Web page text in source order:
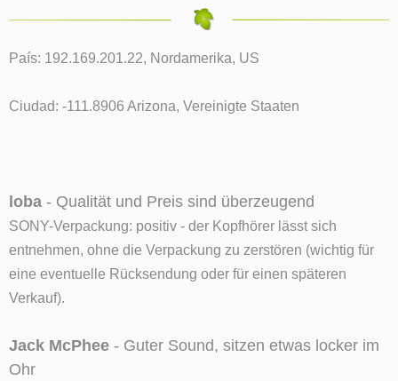
País: 192.169.201.22, Nordamerika, US
Ciudad: -111.8906 Arizona, Vereinigte Staaten
loba - Qualität und Preis sind überzeugend
SONY-Verpackung: positiv - der Kopfhörer lässt sich
entnehmen, ohne die Verpackung zu zerstören (wichtig für
eine eventuelle Rücksendung oder für einen späteren
Verkauf).
Jack McPhee - Guter Sound, sitzen etwas locker im
Ohr